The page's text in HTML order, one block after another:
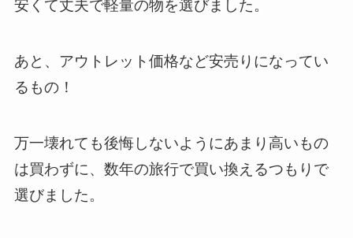
安くて丈夫で軽量の物を選びました。
あと、アウトレット価格など安売りになってい
るもの！
万一壊れても後悔しないようにあまり高いもの
は買わずに、数年の旅行で買い換えるつもりで
選びました。